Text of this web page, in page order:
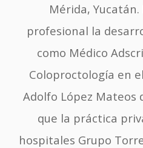
Mérida,
profesional la
como Médico
Coloproctología en
Adolfo López Mateos
que la práctica
hospitales Grupo